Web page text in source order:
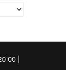
00 |